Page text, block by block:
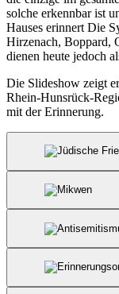
solche erkennbar ist
Hauses erinnert Die
Hirzenach, Boppard,
dienen heute jedoch
Die Slideshow zeigt
Rhein-Hunsrück-
mit der Erinnerung.